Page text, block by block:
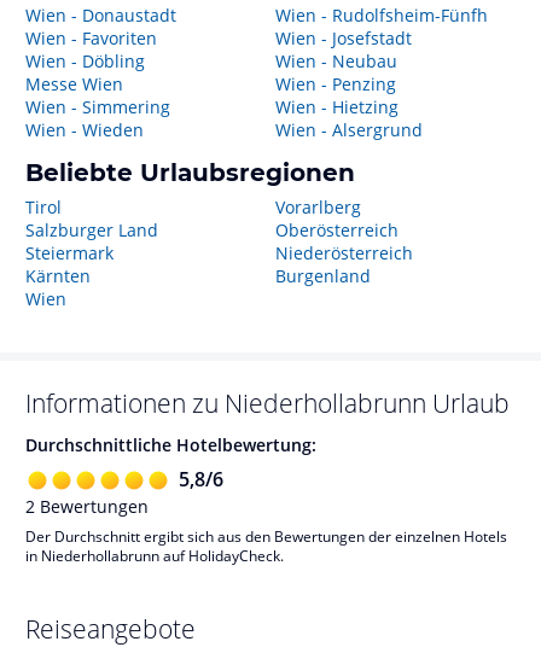
Wien - Donaustadt
Wien - Favoriten
Wien - Döbling
Messe Wien
Wien - Simmering
Wien - Wieden
Wien - Rudolfsheim-Fünfh
Wien - Josefstadt
Wien - Neubau
Wien - Penzing
Wien - Hietzing
Wien - Alsergrund
Beliebte Urlaubsregionen
Tirol
Salzburger Land
Steiermark
Kärnten
Wien
Vorarlberg
Oberösterreich
Niederösterreich
Burgenland
Informationen zu Niederhollabrunn Urlaub
Durchschnittliche Hotelbewertung:
5,8/6
2 Bewertungen
Der Durchschnitt ergibt sich aus den Bewertungen der einzelnen Hotels
in Niederhollabrunn auf HolidayCheck.
Reiseangebote